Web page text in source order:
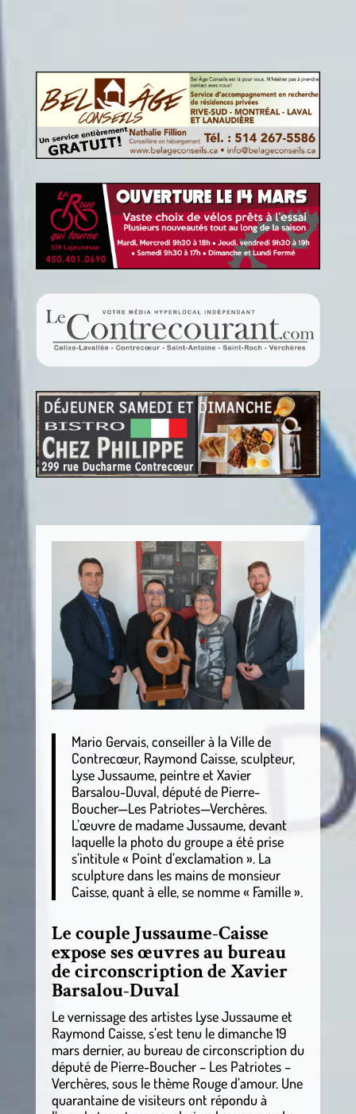
Mario Gervais, conseiller à la Ville de
Contrecœur, Raymond Caisse, sculpteur,
Lyse Jussaume, peintre et Xavier
Barsalou-Duval, député de Pierre-
Boucher—Les Patriotes—Verchères.
L’œuvre de madame Jussaume, devant
laquelle la photo du groupe a été prise
s’intitule « Point d’exclamation ». La
sculpture dans les mains de monsieur
Caisse, quant à elle, se nomme « Famille ».
Le couple Jussaume-Caisse
expose ses œuvres au bureau
de circonscription de Xavier
Barsalou-Duval
Le vernissage des artistes Lyse Jussaume et
Raymond Caisse, s’est tenu le dimanche 19
mars dernier, au bureau de circonscription du
député de Pierre-Boucher – Les Patriotes –
Verchères, sous le thème Rouge d’amour. Une
quarantaine de visiteurs ont répondu à